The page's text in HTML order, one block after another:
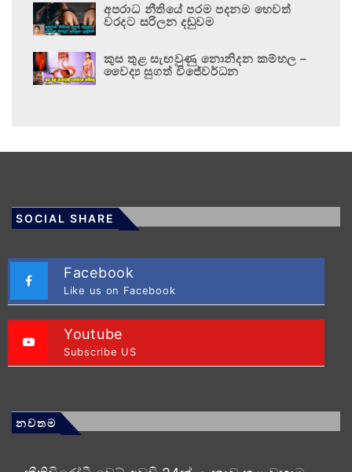
අපරාධ නීතියේ පරම පදනම හෙවත්
වරදට සරිලන දඬුවම
කුස තුළ සැඟවුණු නොනිදන කම්හල –
වෛද්‍ය සුගත් විජේවර්ධන
SOCIAL SHARE
Facebook
Like us on Facebook
Youtube
Subscribe US
නවතම